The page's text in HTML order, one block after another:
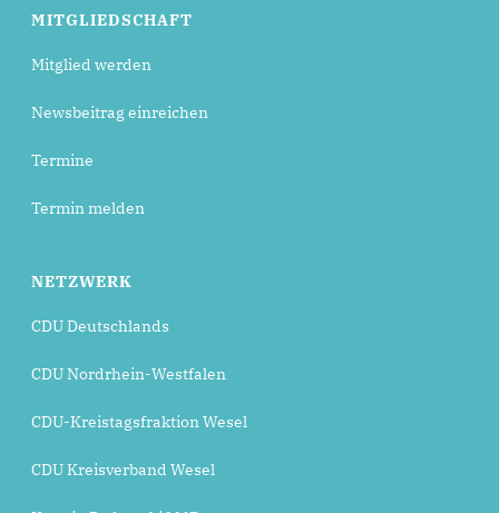
MITGLIEDSCHAFT
Mitglied werden
Newsbeitrag einreichen
Termine
Termin melden
NETZWERK
CDU Deutschlands
CDU Nordrhein-Westfalen
CDU-Kreistagsfraktion Wesel
CDU Kreisverband Wesel